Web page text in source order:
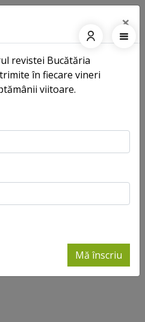
×
revistei Bucătăria
în fiecare vineri
viitoare.
Mă înscriu